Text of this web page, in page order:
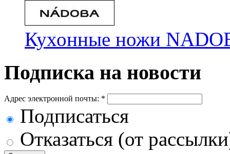
Кухонные ножи
Подписка на новости
Адрес электронной почты: *
Подписаться
Отказаться (от